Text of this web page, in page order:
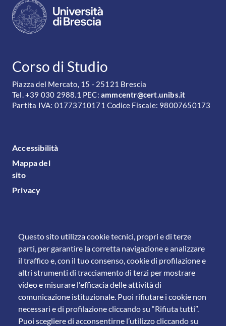
Questo sito utilizza cookie tecnici, propri e di terze
parti, per garantire la corretta navigazione e analizzare
il traffico e, con il tuo consenso, cookie di profilazione e
altri strumenti di tracciamento di terzi per mostrare
video e misurare l'efficacia delle attività di
comunicazione istituzionale. Puoi rifiutare i cookie non
necessari e di profilazione cliccando su “Rifiuta tutti”.
Puoi scegliere di acconsentirne l’utilizzo cliccando su
CONTATTI
Corso di Studio
Piazza del Mercato, 15 - 25121 Brescia
Tel. +39 030 2988.1 PEC: ammcentr@cert.unibs.it
Partita IVA: 01773710171 Codice Fiscale: 98007650173
FOOTER MENU
Accessibilità
Mappa del
sito
Privacy